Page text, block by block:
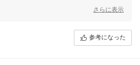
たお客様に一日でも早くお届けしたいという
、スタッフ一同大変嬉しく思います?
ます」というお言葉、何よりの励みでござい
さらに表示
参考になった